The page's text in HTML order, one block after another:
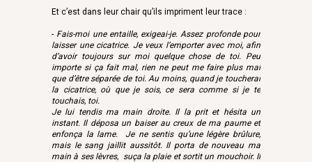
Et c’est dans leur chair qu’ils impriment leur trace :
- Fais-moi une entaille, exigeai-je. Assez profonde pour
laisser une cicatrice. Je veux l’emporter avec moi, afin
d’avoir toujours sur moi quelque chose de toi. Peu
importe si ça fait mal, rien ne peut me faire plus mal
que d’être séparée de toi. Au moins, quand je toucherai
la cicatrice, où que je sois, ce sera comme si je te
touchais, toi.
Je lui tendis ma main droite. Il la prit et hésita un
instant. Il déposa un baiser au creux de ma paume et
enfonça la lame. Je ne sentis qu’une légère brûlure,
mais le sang jaillit aussitôt. Il porta de nouveau ma
main à ses lèvres, suça la plaie et sortit un mouchoir. Il